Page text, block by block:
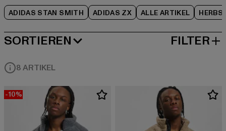
ADIDAS STAN SMITH ADIDAS ZX ALLE ARTIKEL
SORTIEREN
BELIEBTESTE FILTER
8 ARTIKEL
-10%